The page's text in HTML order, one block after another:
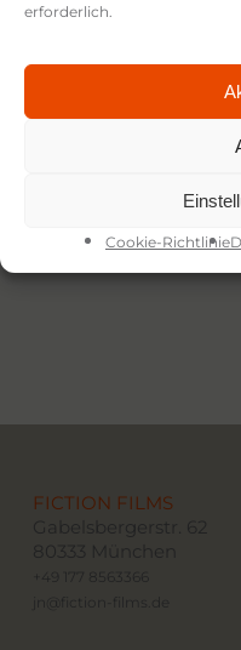
erforderlich.
Cookie-Richtlinie
Mehr Infos bei Volkswagen
Share
FICTION FILMS
Gabelsbergerstr. 62
80333 München
+49 177 8563366
jn@fiction-films.de